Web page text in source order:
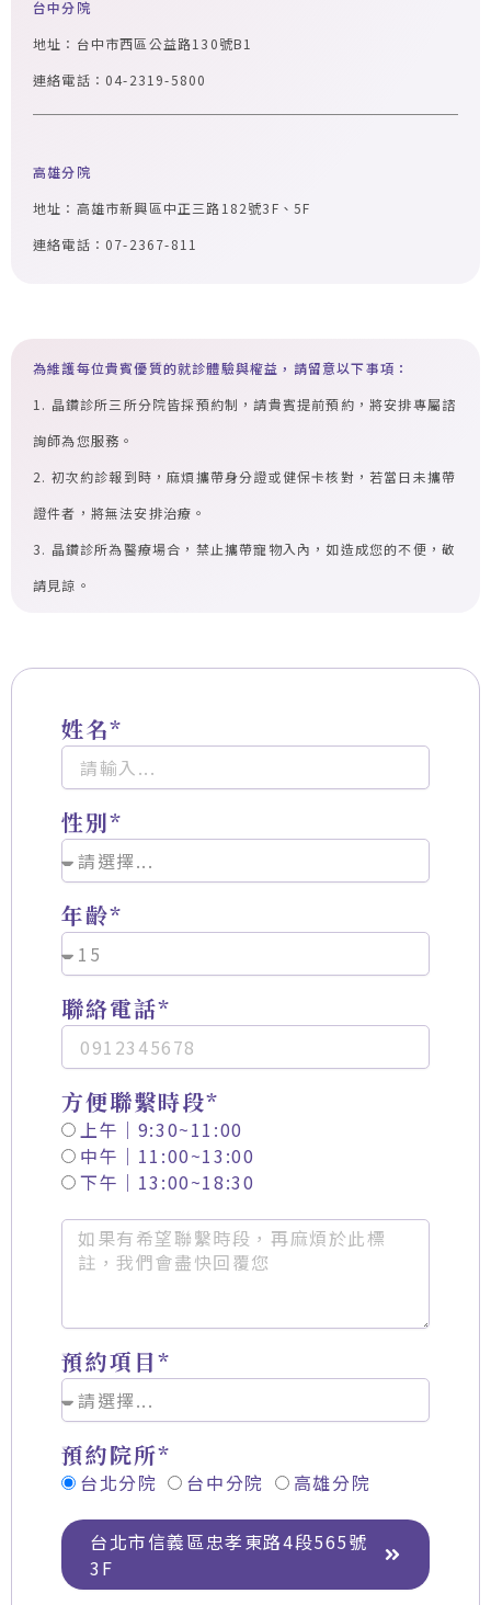
台中分院
地址：台中市西區公益路130號B1
連絡電話：04-2319-5800
高雄分院
地址：高雄市新興區中正三路182號3F、5F
連絡電話：07-2367-811
為維護每位貴賓優質的就診體驗與權益，請留意以下事項：
1. 晶鑽診所三所分院皆採預約制，請貴賓提前預約，將安排專屬諮
詢師為您服務。
2. 初次約診報到時，麻煩攜帶身分證或健保卡核對，若當日未攜帶
證件者，將無法安排治療。
3. 晶鑽診所為醫療場合，禁止攜帶寵物入內，如造成您的不便，敬
請見諒。
姓名*
性別*
年齡*
聯絡電話*
方便聯繫時段*
上午｜9:30~11:00
中午｜11:00~13:00
下午｜13:00~18:30
預約項目*
預約院所*
台北分院 台中分院 高雄分院
台北市信義區忠孝東路4段565號
3F